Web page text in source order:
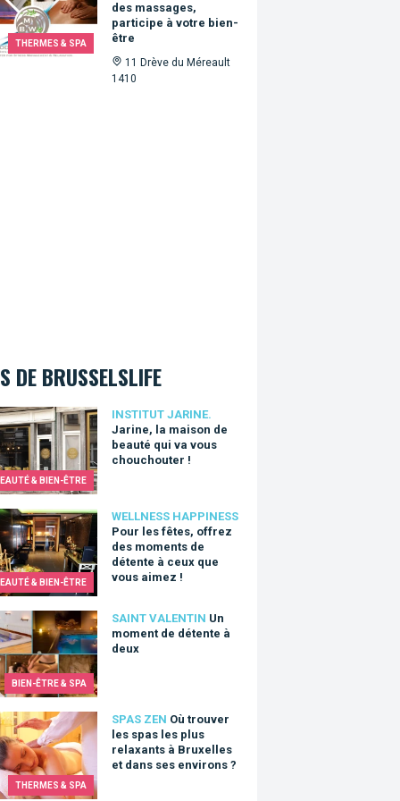
THERMES & SPA
des massages,
participe à votre bien-
être
11 Drève du Méreault
1410
DE BRUSSELSLIFE
& BIEN-ÊTRE
INSTITUT JARINE.
Jarine, la maison de
beauté qui va vous
chouchouter !
la maison de beauté qui va vous chouchouter !
& BIEN-ÊTRE
WELLNESS HAPPINESS
Pour les fêtes, offrez
des moments de
détente à ceux que
vous aimez !
fêtes, offrez des moments de détente à ceux que vous
BIEN-ÊTRE & SPA
SAINT VALENTIN Un
moment de détente à
deux
de détente à deux
THERMES & SPA
SPAS ZEN Où trouver
les spas les plus
relaxants à Bruxelles
et dans ses environs ?
les spas les plus relaxants à Bruxelles et dans ses